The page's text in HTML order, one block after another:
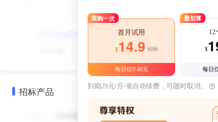
招标产品
限购一次
首月试用
¥14.9 ¥39
每日仅0.48元
最划算
12
¥
每日
到期29元/月/省自动续费，可随时取消。